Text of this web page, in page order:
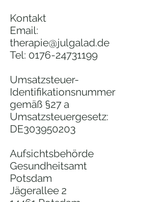
Kontakt
Email:
therapie@julgalad.de
Tel: 0176-24731199
Umsatzsteuer-
Identifikationsnummer
gemäß §27 a
Umsatzsteuergesetz:
DE303950203
Aufsichtsbehörde
Gesundheitsamt
Potsdam
Jägerallee 2